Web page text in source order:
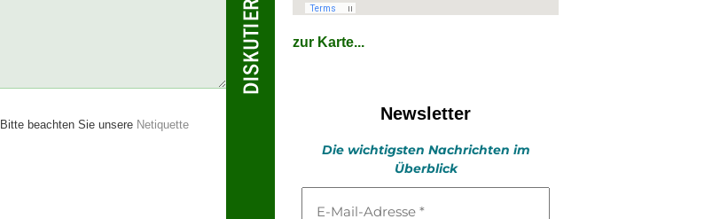
Bitte beachten Sie unsere Netiquette
zur Karte...
Newsletter
Die wichtigsten Nachrichten im
Überblick
Mail-